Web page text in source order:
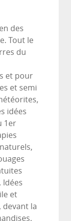
des
Tout le
du
et pour
et semi
idées
1er
Idées
et
devant la